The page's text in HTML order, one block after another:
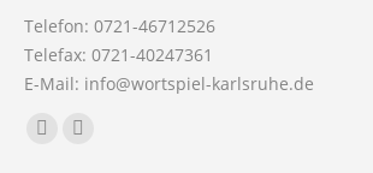
Telefon: 0721-46712526
Telefax: 0721-40247361
E-Mail: info@wortspiel-karlsruhe.de
Finden Sie uns auf:
Facebook
X